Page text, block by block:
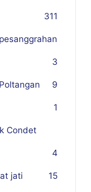
311
3
9
1
Condet
4
jati 15